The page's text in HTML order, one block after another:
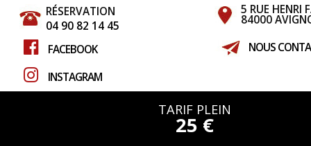
5 RUE HENRI
84000
RÉSERVATION
04 90 82 14 45
NOUS
FACEBOOK
INSTAGRAM
TARIF PLEIN
25 €